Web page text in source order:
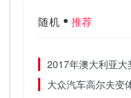
随机 推荐
2017年澳大利亚
大众汽车高尔夫变